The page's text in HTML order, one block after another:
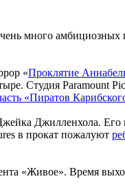
много амбициозных
«Проклятие
Студия Paramount
«Пиратов
Джилленхола. Его
в прокат пожалуют
«Живое». Время